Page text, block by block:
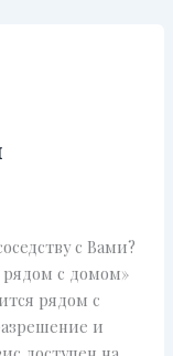
с Вами?
рядом с домом»
рядом с
и